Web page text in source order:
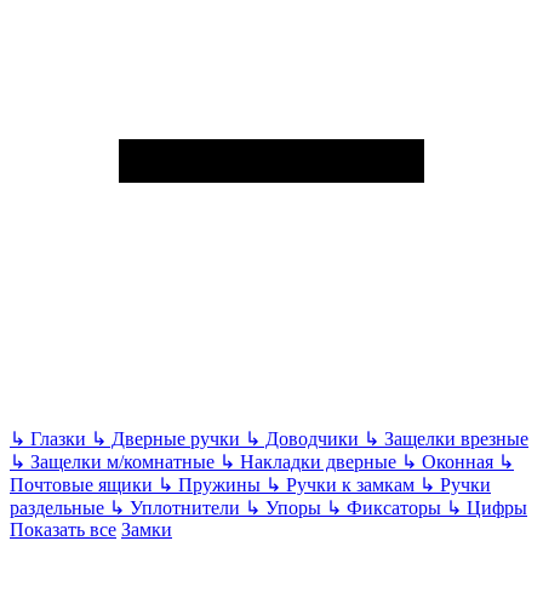
↳ Глазки ↳ Дверные ручки ↳ Доводчики ↳ Защелки врезные
↳ Защелки м/комнатные ↳ Накладки дверные ↳ Оконная ↳
Почтовые ящики ↳ Пружины ↳ Ручки к замкам ↳ Ручки
раздельные ↳ Уплотнители ↳ Упоры ↳ Фиксаторы ↳ Цифры
Показать все Замки